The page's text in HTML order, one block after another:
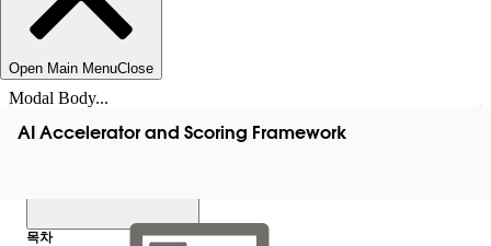
Open Main MenuClose
Modal Body...
AI Accelerator and Scoring Framework
목차